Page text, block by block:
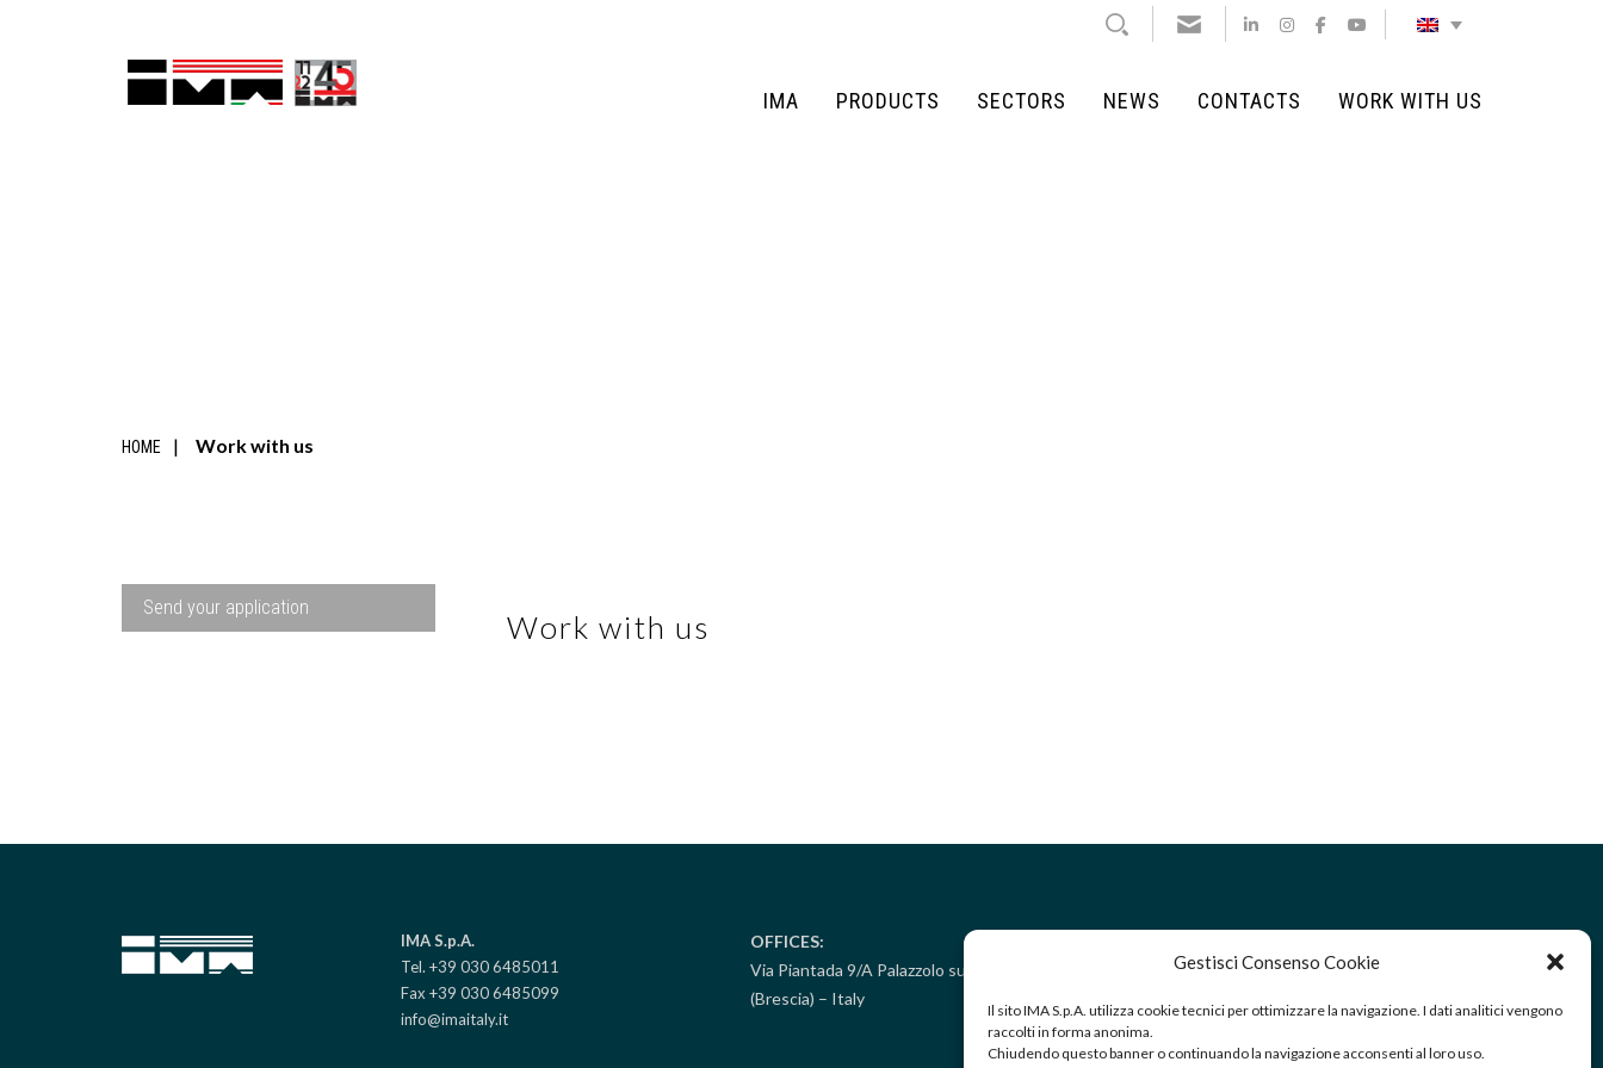
Gestisci Consenso Cookie
Il sito IMA S.p.A. utilizza cookie tecnici per ottimizzare la navigazione. I dati analitici vengono
raccolti in forma anonima.
Chiudendo questo banner o continuando la navigazione acconsenti al loro uso.
NEWS CONTACTS WORK WITH US
IMA PRODUCTS SECTORS NEWS CONTACTS WORK WITH US
HOME Work with us
Send your application
Work with us
IMA S.p.A.
Tel. +39 030 6485011
Fax +39 030 6485099
info@imaitaly.it
OFFICES:
Via Piantada 9/A Palazzolo sull’Oglio
(Brescia) – Italy
Via Golgi 25/A Palazzolo sull’Oglio